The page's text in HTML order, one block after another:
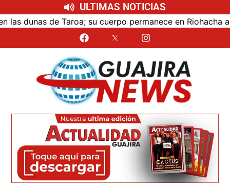
ULTIMAS NOTICIAS
de Taroa; su cuerpo permanece en Riohacha a la